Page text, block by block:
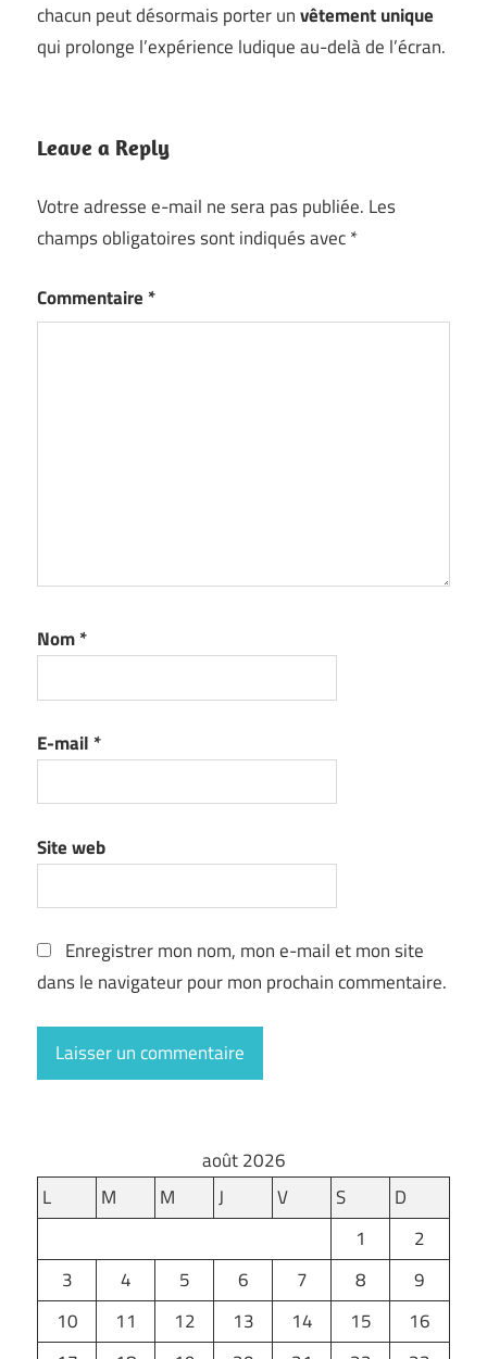
chacun peut désormais porter unvêtement unique
qui prolonge l’expérience ludique au-delà de l’écran.
Leave a Reply
Votre adresse e-mail ne sera pas publiée. Les
champs obligatoires sont indiqués avec*
Commentaire *
Nom*
E-mail *
Site web
Enregistrer mon nom, mon e-mail et mon site
dans le navigateur pour mon prochain commentaire.
août 2026
L
M M J V S
D
1
2
3
4 5 6 7 8
9
10
11 12 13 14 15
16